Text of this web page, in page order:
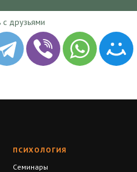
друзьями
ПСИХОЛОГИЯ
Семинары